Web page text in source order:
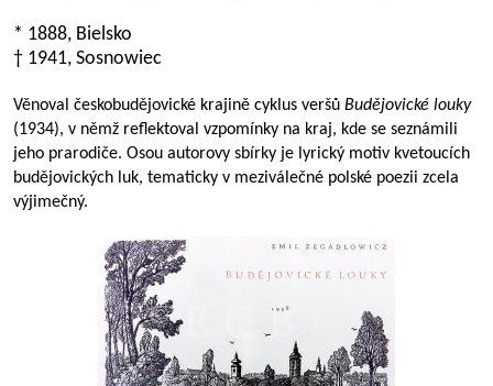
* 1888, Bielsko
† 1941, Sosnowiec
Věnoval českobudějovické krajině cyklus veršů Budějovické louky
(1934), v němž reflektoval vzpomínky na kraj, kde se seznámili
jeho prarodiče. Osou autorovy sbírky je lyrický motiv kvetoucích
budějovických luk, tematicky v meziválečné polské poezii zcela
výjimečný.